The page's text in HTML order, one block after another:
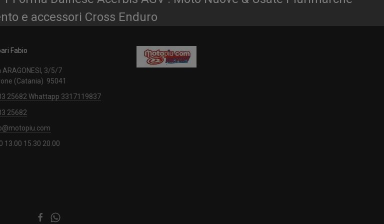
e accessori Cross Enduro
Fabio
ARAGONESI, 3/5/7
(Catania) 95041
25682 Whattapp 3317119837
25682
13.00 15.30 20.00